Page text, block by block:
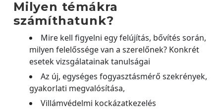
Milyen témákra
számíthatunk?
Mire kell figyelni egy felújítás, bővítés során,
milyen felelőssége van a szerelőnek? Konkrét
esetek vizsgálatainak tanulságai
Az új, egységes fogyasztásmérő szekrények,
gyakorlati megvalósítása,
Villámvédelmi kockázatkezelés